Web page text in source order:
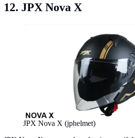
12. JPX Nova X
JPX Nova X (jphelmet)